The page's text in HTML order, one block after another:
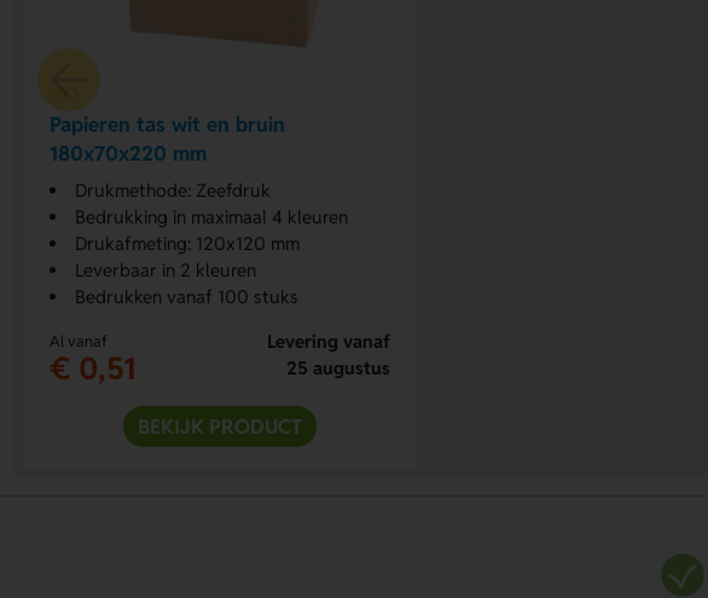
Papieren tas wit en bruin
180x70x220 mm
Drukmethode: Zeefdruk
Bedrukking in maximaal 4 kleuren
Drukafmeting: 120x120 mm
Leverbaar in 2 kleuren
Bedrukken vanaf 100 stuks
Al vanaf
€ 0,51
Levering vanaf
25 augustus
BEKIJK PRODUCT